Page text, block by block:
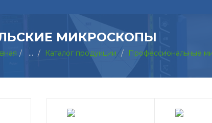
МИКРОСКОПЫ
... Каталог продукции Профессиональные